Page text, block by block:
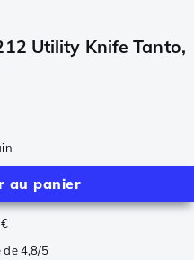
Utility Knife Tanto,
au panier
de 4,8/5